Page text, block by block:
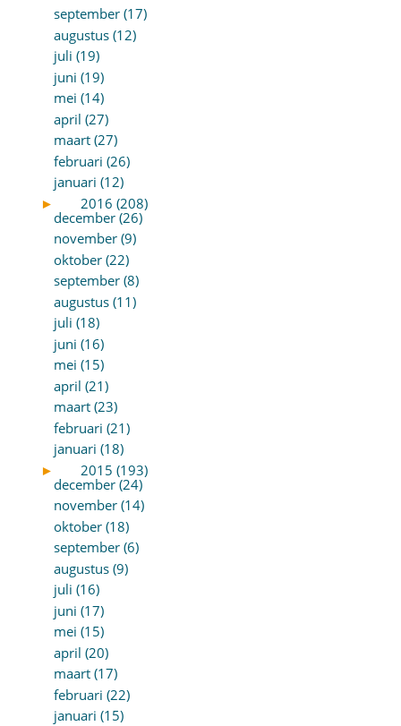
september (17)
augustus (12)
juli (19)
juni (19)
mei (14)
april (27)
maart (27)
februari (26)
januari (12)
►
2016 (208)
december (26)
november (9)
oktober (22)
september (8)
augustus (11)
juli (18)
juni (16)
mei (15)
april (21)
maart (23)
februari (21)
januari (18)
►
2015 (193)
december (24)
november (14)
oktober (18)
september (6)
augustus (9)
juli (16)
juni (17)
mei (15)
april (20)
maart (17)
februari (22)
januari (15)